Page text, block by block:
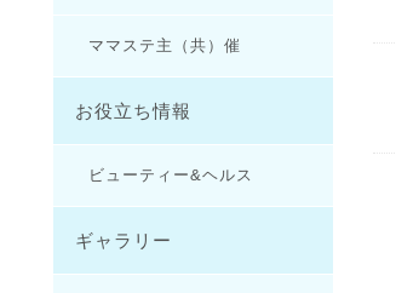
ママステ主（共）催
お役立ち情報
ビューティー&ヘルス
ギャラリー